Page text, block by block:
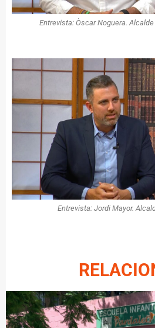
Entrevista: Òscar Noguera.
Entrevista: Jordi Mayor.